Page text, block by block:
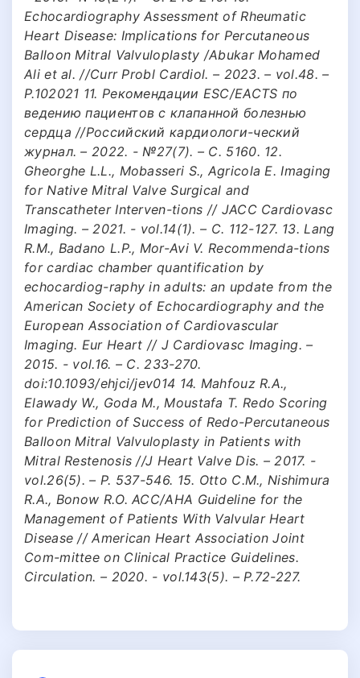
Echocardiography Assessment of Rheumatic
Heart Disease: Implications for Percutaneous
Balloon Mitral Valvuloplasty /Abukar Mohamed
Ali et al. //Curr Probl Cardiol. – 2023. – vol.48. –
P.102021 11. Рекомендации ESC/EACTS по
ведению пациентов с клапанной болезнью
сердца //Российский кардиологи-ческий
журнал. – 2022. - №27(7). – С. 5160. 12.
Gheorghe L.L., Mobasseri S., Agricola E. Imaging
for Native Mitral Valve Surgical and
Transcatheter Interven-tions // JACC Cardiovasc
Imaging. – 2021. - vol.14(1). – С. 112-127. 13. Lang
R.M., Badano L.P., Mor-Avi V. Recommenda-tions
for cardiac chamber quantification by
echocardiog-raphy in adults: an update from the
American Society of Echocardiography and the
European Association of Cardiovascular
Imaging. Eur Heart // J Cardiovasc Imaging. –
2015. - vol.16. – С. 233-270.
doi:10.1093/ehjci/jev014 14. Mahfouz R.A.,
Elawady W., Goda M., Moustafa T. Redo Scoring
for Prediction of Success of Redo-Percutaneous
Balloon Mitral Valvuloplasty in Patients with
Mitral Restenosis //J Heart Valve Dis. – 2017. -
vol.26(5). – Р. 537-546. 15. Otto C.M., Nishimura
R.A., Bonow R.O. ACC/AHA Guideline for the
Management of Patients With Valvular Heart
Disease // American Heart Association Joint
Com-mittee on Clinical Practice Guidelines.
Circulation. – 2020. - vol.143(5). – Р.72-227.